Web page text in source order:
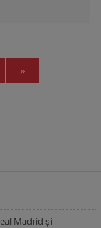
»
Madrid și